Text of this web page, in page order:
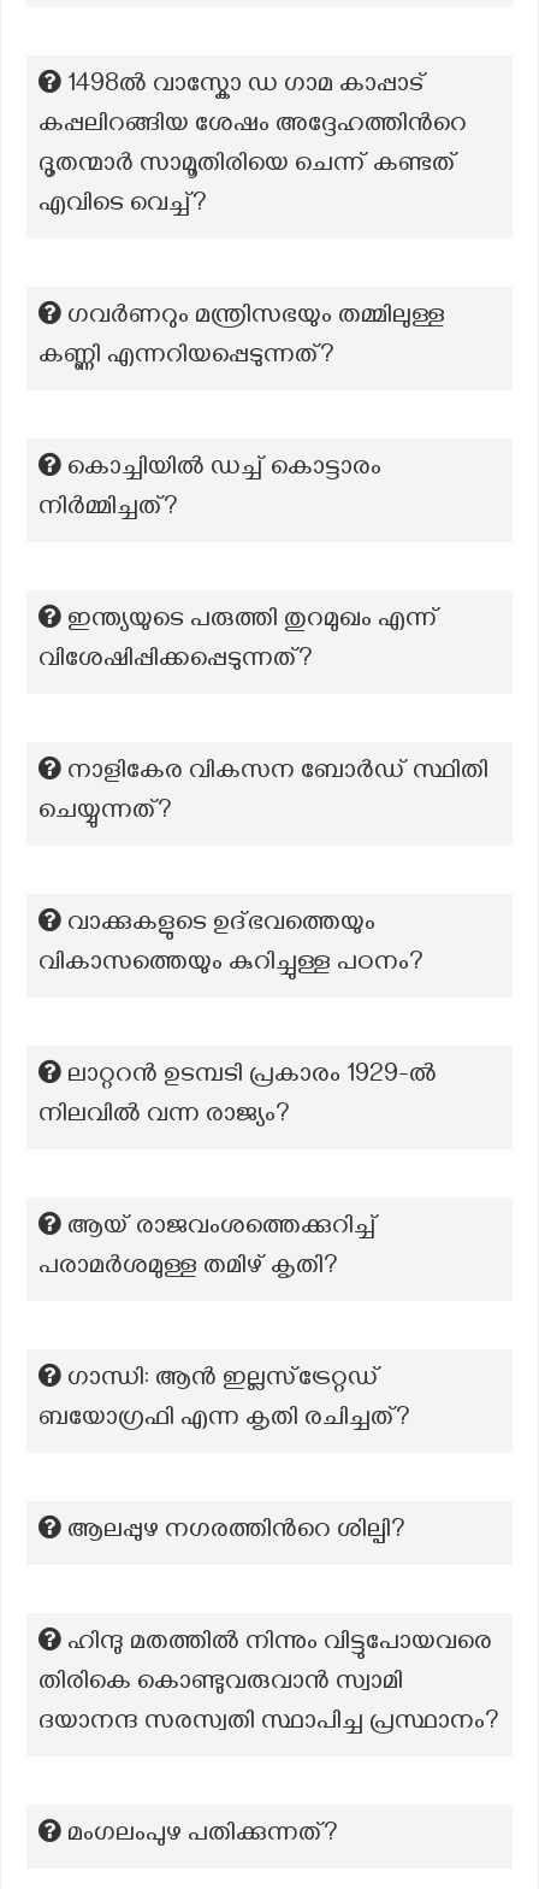
1498ൽ വാസ്കോ ഡ ഗാമ കാപ്പാട്
കപ്പലിറങ്ങിയ ശേഷം അദ്ദേഹത്തിൻറെ
ദൂതന്മാർ സാമൂതിരിയെ ചെന്ന് കണ്ടത്
എവിടെ വെച്ച്?
ഗവർണറും മന്ത്രിസഭയും തമ്മിലുള്ള
കണ്ണി എന്നറിയപ്പെടുന്നത്?
കൊച്ചിയിൽ ഡച്ച് കൊട്ടാരം
നിർമ്മിച്ചത്?
ഇന്ത്യയുടെ പരുത്തി തുറമുഖം എന്ന്
വിശേഷിപ്പിക്കപ്പെടുന്നത്?
നാളികേര വികസന ബോര്‍ഡ് സ്ഥിതി
ചെയ്യുന്നത്?
വാക്കുകളുടെ ഉദ്ഭവത്തെയും
വികാസത്തെയും കുറിച്ചുള്ള പഠനം?
ലാറ്ററൻ ഉടമ്പടി പ്രകാരം 1929-ൽ
നിലവിൽ വന്ന രാജ്യം?
ആയ് രാജവംശത്തെക്കുറിച്ച്
പരാമർശമുള്ള തമിഴ് കൃതി?
ഗാന്ധി: ആൻ ഇല്ലസ്ട്രേറ്റഡ്
ബയോഗ്രഫി എന്ന കൃതി രചിച്ചത്?
ആലപ്പുഴ നഗരത്തിന്‍റെ ശില്പി?
ഹിന്ദു മതത്തിൽ നിന്നും വിട്ടുപോയവരെ
തിരികെ കൊണ്ടുവരുവാൻ സ്വാമി
ദയാനന്ദ സരസ്വതി സ്ഥാപിച്ച പ്രസ്ഥാനം?
മംഗലംപുഴ പതിക്കുന്നത്?